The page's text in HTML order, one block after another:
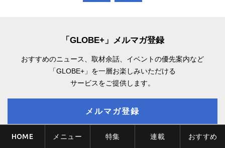
「GLOBE+」メルマガ登録
おすすめのニュース、取材余話、 イベントの優先案内など
「GLOBE+」を一層お楽しみいただける
サービスをご提供します。
メルマガ登録
HOME メニュー 特集 連載 おすすめ